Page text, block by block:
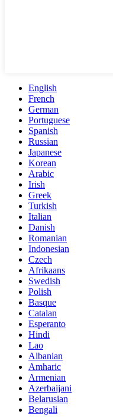
English
French
German
Portuguese
Spanish
Russian
Japanese
Korean
Arabic
Irish
Greek
Turkish
Italian
Danish
Romanian
Indonesian
Czech
Afrikaans
Swedish
Polish
Basque
Catalan
Esperanto
Hindi
Lao
Albanian
Amharic
Armenian
Azerbaijani
Belarusian
Bengali